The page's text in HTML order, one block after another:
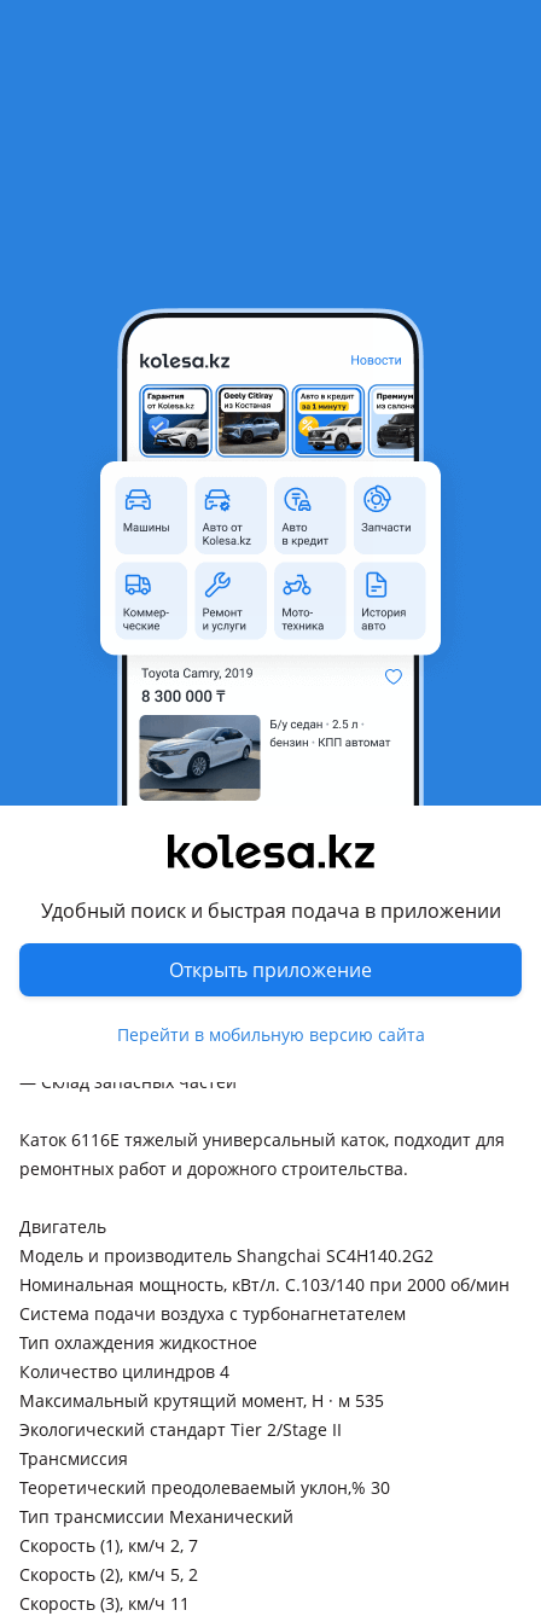
Удобный поиск и быстрая подача в приложении
Открыть приложение
Перейти в мобильную версию сайта
LiuGong 6116Е 2026 года
23 900 000 ₸ Новая
новая, без пробега
область
Каток
Страна-производитель
Комментарий продавца
техники бренда LiuGong в Республике Казахстан.
— Лизинг: "БЦК", "Технолизинг", «КазАгроФинанс», "Mers
— Собственная рассрочка
— Консультация по финансированию
— 1 года гарантия или 2000-5000 моточасов
— Послепродажное сопровождение
— Склад запасных частей
Каток 6116Е тяжелый универсальный каток, подходит для
ремонтных работ и дорожного строительства.
Двигатель
Модель и производитель Shangchai SC4H140.2G2
Номинальная мощность, кВт/л. С.103/140 при 2000 об/мин
Система подачи воздуха c турбонагнетателем
Тип охлаждения жидкостное
Количество цилиндров 4
Максимальный крутящий момент, Н · м 535
Экологический стандарт Tier 2/Stage II
Трансмиссия
Теоретический преодолеваемый уклон,% 30
Тип трансмиссии Механический
Скорость (1), км/ч 2, 7
Скорость (2), км/ч 5, 2
Скорость (3), км/ч 11